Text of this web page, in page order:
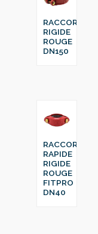
RACCORD
RIGIDE
ROUGE
DN150
RACCORD
RAPIDE
RIGIDE
ROUGE
FITPRO
DN40